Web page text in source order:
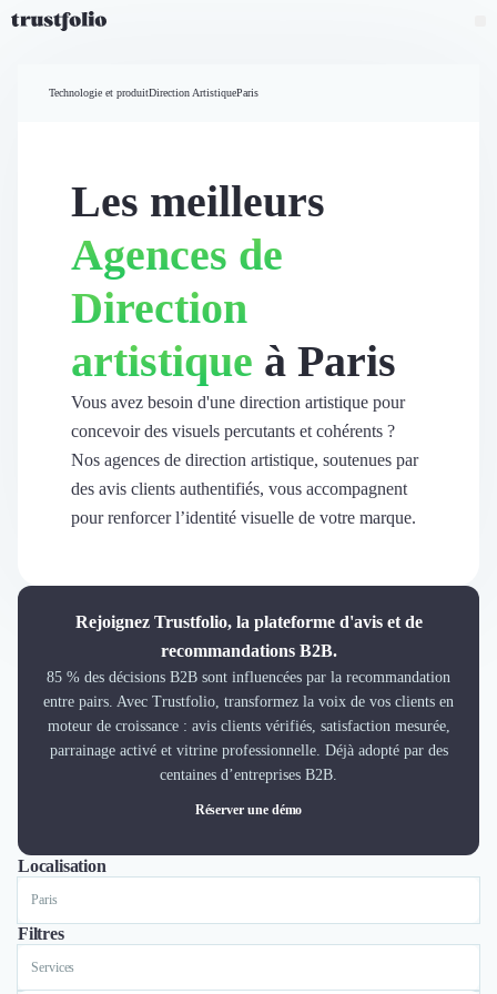
Widgets d'avis
Partage d’avis multicanal
Vidéo de témoignage
Parrainage
Intent data
Vitrine & média
Suivi du ROI
Voir tous nos avis clients
Découvrir le média
Cabinet de Recrutement
Intérim
Formation
Gestion paie
Qualité de Vie au Travail (QVT)
Portage Salarial
Responsabilité Sociétale des Entreprises (RSE)
Marketplace de freelance
Coaching
Accueil
Technologie et produitDirection ArtistiqueParis
Les meilleurs
Agences de
Direction
artistique à Paris
Vous avez besoin d'une direction artistique pour
concevoir des visuels percutants et cohérents ?
Nos agences de direction artistique, soutenues par
des avis clients authentifiés, vous accompagnent
pour renforcer l’identité visuelle de votre marque.
Rejoignez Trustfolio, la plateforme d'avis et de
recommandations B2B.
85 % des décisions B2B sont influencées par la recommandation
entre pairs. Avec Trustfolio, transformez la voix de vos clients en
moteur de croissance : avis clients vérifiés, satisfaction mesurée,
parrainage activé et vitrine professionnelle. Déjà adopté par des
centaines d’entreprises B2B.
Réserver une démo
Localisation
ToutParisMarseille
Filtres
Services